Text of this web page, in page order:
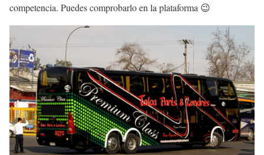
competencia. Puedes comprobarlo en la plataforma 😉